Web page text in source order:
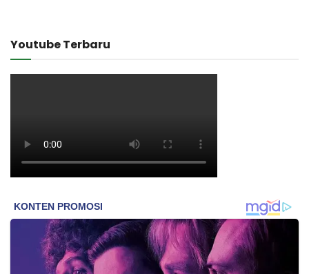
Youtube Terbaru